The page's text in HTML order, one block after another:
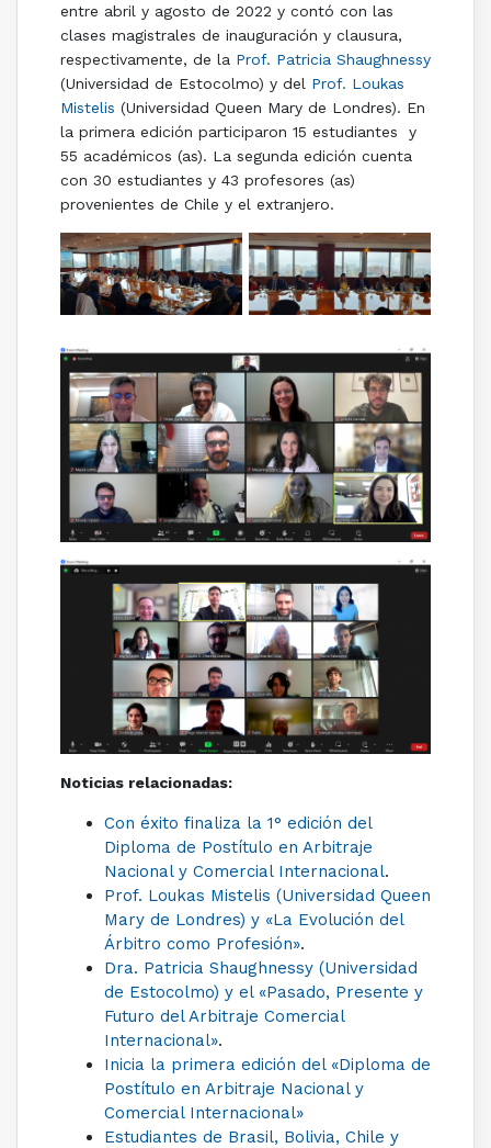
entre abril y agosto de 2022 y contó con las
clases magistrales de inauguración y clausura,
respectivamente, de la Prof. Patricia Shaughnessy
(Universidad de Estocolmo) y del Prof. Loukas
Mistelis (Universidad Queen Mary de Londres). En
la primera edición participaron 15 estudiantes y
55 académicos (as). La segunda edición cuenta
con 30 estudiantes y 43 profesores (as)
provenientes de Chile y el extranjero.
Noticias relacionadas:
Con éxito finaliza la 1° edición del
Diploma de Postítulo en Arbitraje
Nacional y Comercial Internacional.
Prof. Loukas Mistelis (Universidad Queen
Mary de Londres) y «La Evolución del
Árbitro como Profesión».
Dra. Patricia Shaughnessy (Universidad
de Estocolmo) y el «Pasado, Presente y
Futuro del Arbitraje Comercial
Internacional».
Inicia la primera edición del «Diploma de
Postítulo en Arbitraje Nacional y
Comercial Internacional»
Estudiantes de Brasil, Bolivia, Chile y